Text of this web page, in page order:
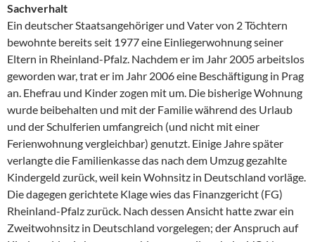
Sachverhalt
Ein deutscher Staatsangehöriger und Vater von 2 Töchtern
bewohnte bereits seit 1977 eine Einliegerwohnung seiner
Eltern in Rheinland-Pfalz. Nachdem er im Jahr 2005 arbeitslos
geworden war, trat er im Jahr 2006 eine Beschäftigung in Prag
an. Ehefrau und Kinder zogen mit um. Die bisherige Wohnung
wurde beibehalten und mit der Familie während des Urlaub
und der Schulferien umfangreich (und nicht mit einer
Ferienwohnung vergleichbar) genutzt. Einige Jahre später
verlangte die Familienkasse das nach dem Umzug gezahlte
Kindergeld zurück, weil kein Wohnsitz in Deutschland vorläge.
Die dagegen gerichtete Klage wies das Finanzgericht (FG)
Rheinland-Pfalz zurück. Nach dessen Ansicht hatte zwar ein
Zweitwohnsitz in Deutschland vorgelegen; der Anspruch auf